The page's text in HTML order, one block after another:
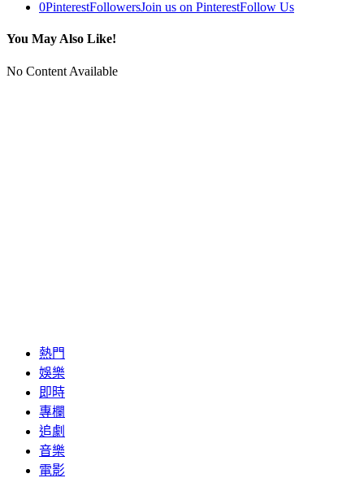
0PinterestFollowersJoin us on PinterestFollow Us
You May Also Like!
No Content Available
熱門
娛樂
即時
專欄
追劇
音樂
電影